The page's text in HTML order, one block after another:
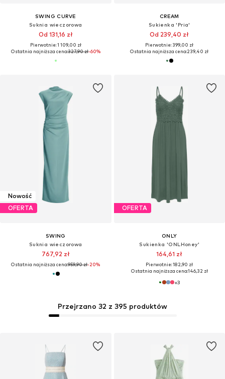
SWING CURVE
Suknia wieczorowa
Od 131,16 zł
Pierwotnie: 1 109,00 zł
Ostatnia najniższa cena:327,90 zł-60%
CREAM
Sukienka 'Pria'
Od 239,40 zł
Pierwotnie: 399,00 zł
Ostatnia najniższa cena:239,40 zł
Nowość
OFERTA
SWING
Suknia wieczorowa
767,92 zł
Ostatnia najniższa cena:959,90 zł-20%
OFERTA
ONLY
Sukienka 'ONLHoney'
164,61 zł
Pierwotnie: 182,90 zł
Ostatnia najniższa cena:146,32 zł
+3
Przejrzano 32 z 395 produktów